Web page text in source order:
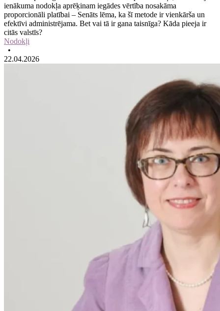
ienākuma nodokļa aprēķinam iegādes vērtība nosakāma
proporcionāli platībai – Senāts lēma, ka šī metode ir vienkārša un
efektīvi administrējama. Bet vai tā ir gana taisnīga? Kāda pieeja ir
citās valstīs?
Nodokļi
•
22.04.2026